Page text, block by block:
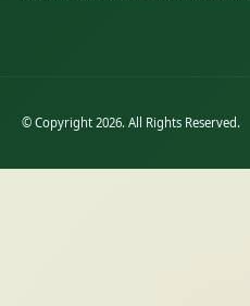
© Copyright 2026. All Rights Reserved.